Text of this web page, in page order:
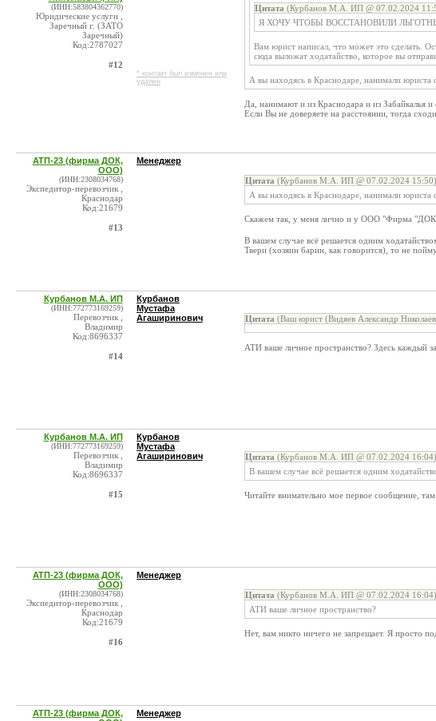
(ИНН:583804362770)
Юридические услуги ,
Заречный г. (ЗАТО
Заречный)
Код:2787027
#12
* контакт был изменен или
удален
Цитата (Курбанов М.А. ИП @ 07.02.2024
Я ХОЧУ ЧТОБЫ ВОССТАНОВИЛИ
Вам юрист написал, что может это сделать.
сюда выложат ходатайство, которое вы
А вы находясь в Краснодаре, нанимали юриста
Да, нанимают и из Краснодара и из Забайкалья и
Если Вы не доверяете на расстоянии, тогда
АТП-23 (фирма ДОК,
ООО)
(ИНН:2308034768)
Экспедитор-перевозчик ,
Краснодар
Код:21679
#13
Менеджер
Цитата (Курбанов М.А. ИП @ 07.02.2024 15:50)
А вы находясь в Краснодаре, нанимали юриста
Скажем так, у меня лично и у ООО "Фирма
В вашем случае всё решается одним
Твери (хозяин барин, как говорится), то не
Курбанов М.А. ИП
(ИНН:772773169259)
Перевозчик ,
Владимир
Код:8696337
#14
Курбанов
Мустафа
Агаширинович
Цитата (Ваш юрист (Видяев Александр
АТИ ваше личное пространство? Здесь каждый
Курбанов М.А. ИП
(ИНН:772773169259)
Перевозчик ,
Владимир
Код:8696337
#15
Курбанов
Мустафа
Агаширинович
Цитата (Курбанов М.А. ИП @ 07.02.2024 16:04)
В вашем случае всё решается одним
Читайте внимательно мое первое сообщение,
АТП-23 (фирма ДОК,
ООО)
(ИНН:2308034768)
Экспедитор-перевозчик ,
Краснодар
Код:21679
#16
Менеджер
Цитата (Курбанов М.А. ИП @ 07.02.2024 16:04)
АТИ ваше личное пространство?
Нет, вам никто ничего не запрещает. Я просто
АТП-23 (фирма ДОК,
Менеджер